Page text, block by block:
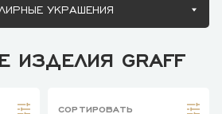
УКРАШЕНИЯ
GRAFF
СОРТИРОВАТЬ